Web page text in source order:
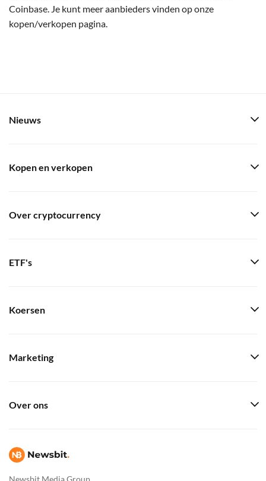
Coinbase. Je kunt meer aanbieders vinden op onze
kopen/verkopen pagina.
Newsbit Media Group
Nieuws
Kopen en verkopen
Over cryptocurrency
ETF's
Koersen
Marketing
Over ons